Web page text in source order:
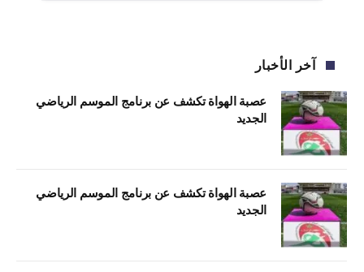
آخر الأخبار
عصبة الهواة تكشف عن برنامج الموسم الرياضي
الجديد
عصبة الهواة تكشف عن برنامج الموسم الرياضي
الجديد